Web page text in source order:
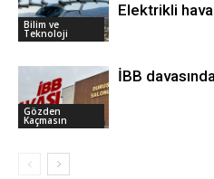
Bilim ve
Teknoloji
Elektrikli
Gözden
Kaçmasın
İBB